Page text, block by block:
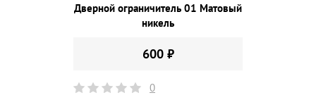
Дверной ограничитель 01 Матовый
никель
600 ₽
0